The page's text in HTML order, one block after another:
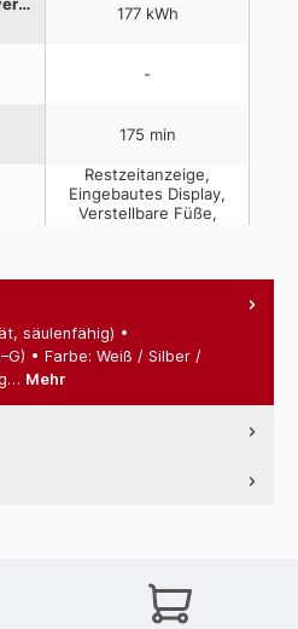
säulenfähig) •
• Farbe: Weiß / Silber /
Mehr